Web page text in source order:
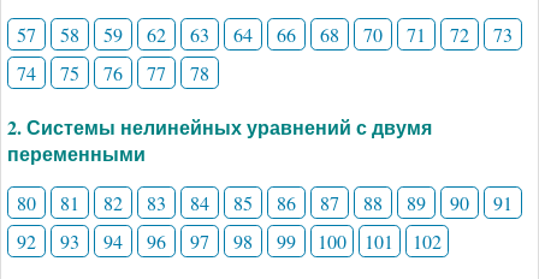
57 58 59 62 63 64 66 68 70 71 72
73
74
75 76 77 78
2. Системы нелинейных уравнений с двумя
переменными
80 81 82 83 84 85 86 87 88 89 90
91
92
93 94 96 97 98 99 100 101 102